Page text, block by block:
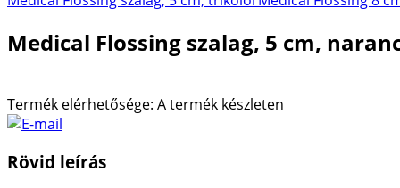
Medical Flossing szalag, 5 cm,
Termék elérhetősége: A termék készleten
Rövid leírás